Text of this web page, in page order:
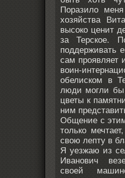
Поразило
хозяйства
высоко ценит
за Терское.
поддерживать
сам проявляет
воин-
обелиском в
люди могли бы
цветы к
ним
Общение с
только
свою лепту в
Я уезжаю из
Иванович
своей